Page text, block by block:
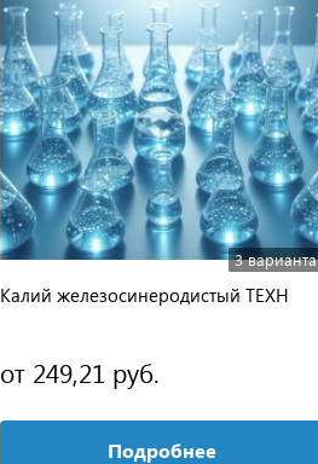
3 варианта
Калий железосинеродистый ТЕХН
от 249,21 руб.
Подробнее